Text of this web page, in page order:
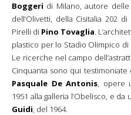
Boggeri di Milano, autore
dell’Olivetti, della Cisitalia 202 di
Pirelli di Pino Tovaglia.
plastico per lo Stadio Olimpico
Le ricerche nel campo
Cinquanta sono qui
Pasquale De Antonis, opere
1951 alla galleria l’Obelisco, e da
Guidi, del 1964.